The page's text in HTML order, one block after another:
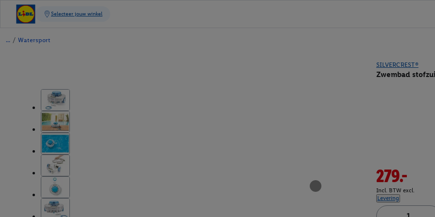
/ Watersport
SILVERCREST®
Zwembad
279.-
Incl. BTW excl.
Levering